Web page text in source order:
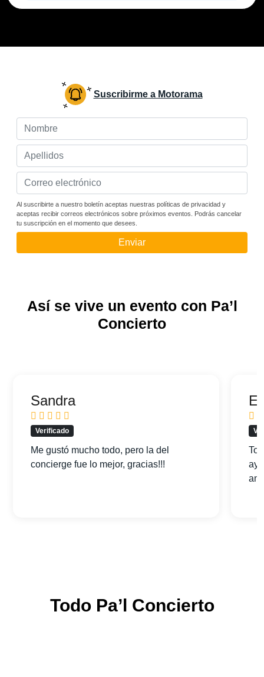
Suscribirme a Motorama
Al suscribirte a nuestro boletín aceptas nuestras políticas de privacidad y
aceptas recibir correos electrónicos sobre próximos eventos. Podrás cancelar
tu suscripción en el momento que desees.
Enviar
Así se vive un evento con Pa’l
Concierto
Sandra
Verificado
Me gustó mucho todo, pero la del
concierge fue lo mejor, gracias!!!
Todo Pa’l Concierto